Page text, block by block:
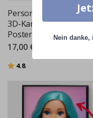
Personalisierte Poster
3D-Karikatur - KI-
Poster
17,00 €
Bewertung:
4.8von 5 Sternen
Nein